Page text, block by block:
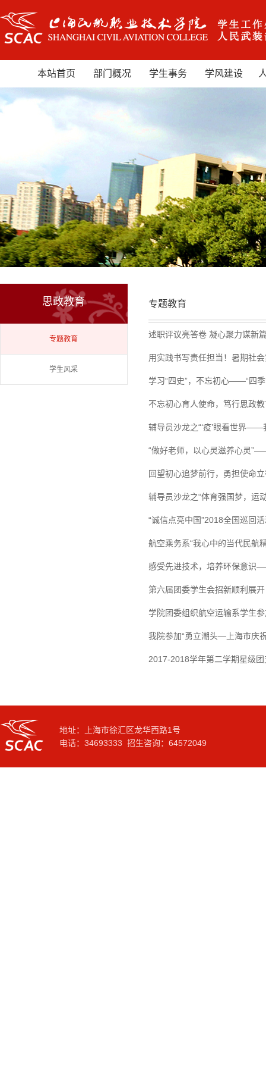
本站首页 部门概况 学生事务 学风建设
思政教育
专题教育
学生风采
专题教育
述职评议亮答卷 凝心聚力谋
用实践书写责任担当！暑期社
学习“四史”，不忘初心——“四季
不忘初心育人使命，笃行思政
辅导员沙龙之“‘疫’眼看世界
“做好老师，以心灵滋养心灵
回望初心追梦前行，勇担使命
辅导员沙龙之“体育强国梦，运
“诚信点亮中国”2018全国巡回
航空乘务系“我心中的当代民航
感受先进技术，培养环保意识
第六届团委学生会招新顺利展开
学院团委组织航空运输系学生
我院参加“勇立潮头—上海市庆
2017-2018学年第二学期星级
地址：上海市徐汇区龙华西路1号
电话：34693333 招生咨询：64572049